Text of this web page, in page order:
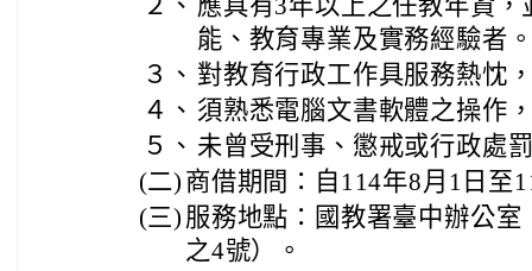
２、 應具有3年以上之任教年資
能、教育專業及實務經驗者
３、 對教育行政工作具服務熱忱
４、 須熟悉電腦文書軟體之操作
５、 未曾受刑事、懲戒或行政處
(二) 商借期間：自114年8月1日至
(三) 服務地點：國教署臺中辦公
之4號）。